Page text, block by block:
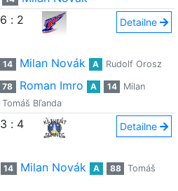
6 : 2 Detailne
14 Milan Novák A Rudolf Orosz
78 Roman Imro A 14
Milan
Tomáš Bľanda
3 : 4 Detailne
14 Milan Novák A 88
Tomáš